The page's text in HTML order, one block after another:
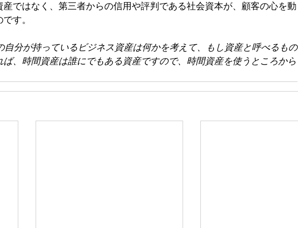
ではなく、第三者からの信用や評判である社会資本が、顧客の心を動
す。
自分が持っているビジネス資産は何かを考えて、もし資産と呼べるもの
、時間資産は誰にでもある資産ですので、時間資産を使うところから